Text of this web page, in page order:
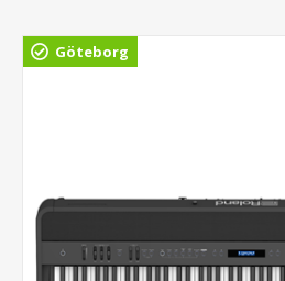
Göteborg